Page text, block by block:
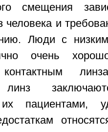
смещения
человека и
Люди с
очень
линз
их пациентами,